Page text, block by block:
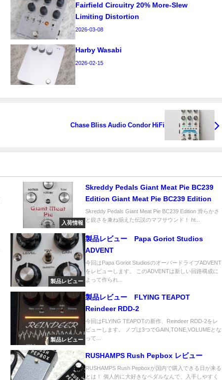
Fairfield Circuitry 20% More-Slew
Limiting Distortion
2026-03-08
Harby Wasabi
2026-02-15
Chase Bliss Audio Condor HiFi
入荷情報
Skreddy Pedals Giant Meat Pie BC239
Edition Giant Meat Pie BC239 Edition
Skreddy Pedals Giant Meat Pie BC239 Edition 滑らかさ
と鋭さを兼ね揃えた伝説のマフサウンド！ ht...
製品レビュー
製品レビュー Papa Goriot Studios
ADVENT
今回はPapa Goriot StudiosのオーバードライブADVENT
をレビューします。 このADVENTは新しい回路構成に
よって作られ...
製品レビュー
製品レビュー FLYING TEAPOT
Reindeer RDD-2
今回はFLYING TEAPOTの新作、Reindeer RDD-2をレ
ビューします。 ノブは3つでGAIN,TONE,VOLUMEとな
って...
RUSHAMPS Rush Pepbox レビュー
RUSHAMPS Rush Pepboxが国内で購入できる日が来る
とは！ 個人的に大好きなペダルなんで、入手しやすく